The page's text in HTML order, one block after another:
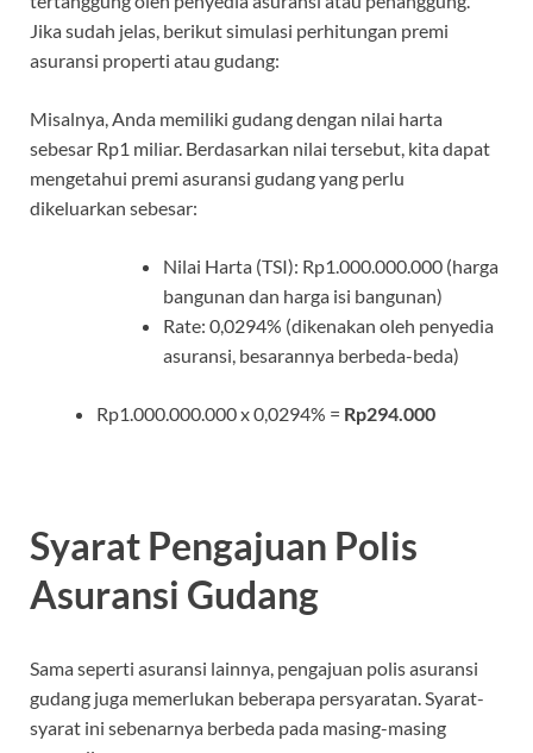
Jika sudah jelas, berikut simulasi perhitungan premi
asuransi properti atau gudang:
Misalnya, Anda memiliki gudang dengan nilai harta
sebesar Rp1 miliar. Berdasarkan nilai tersebut, kita dapat
mengetahui premi asuransi gudang yang perlu
dikeluarkan sebesar:
Nilai Harta (TSI): Rp1.000.000.000 (harga
bangunan dan harga isi bangunan)
Rate: 0,0294% (dikenakan oleh penyedia
asuransi, besarannya berbeda-beda)
Rp1.000.000.000 x 0,0294% = Rp294.000
Syarat Pengajuan Polis
Asuransi Gudang
Sama seperti asuransi lainnya, pengajuan polis asuransi
gudang juga memerlukan beberapa persyaratan. Syarat-
syarat ini sebenarnya berbeda pada masing-masing